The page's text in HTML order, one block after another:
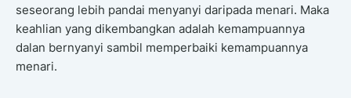
seseorang lebih pandai menyanyi daripada menari. Maka
keahlian yang dikembangkan adalah kemampuannya
dalan bernyanyi sambil memperbaiki kemampuannya
menari.